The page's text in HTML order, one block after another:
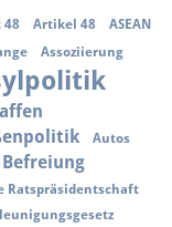
48 Artikel 48
ASEAN
Assoziierung
Autos
Befreiung
Ratspräsidentschaft